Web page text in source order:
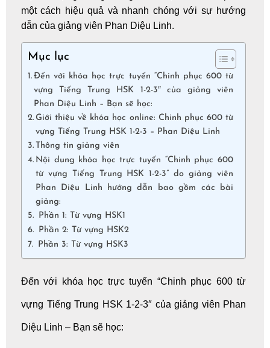
một cách hiệu quả và nhanh chóng với sự hướng
dẫn của giảng viên Phan Diệu Linh.
Mục lục
Đến với khóa học trực tuyến “Chinh phục 600 từ
vựng Tiếng Trung HSK 1-2-3″ của giảng viên
Phan Diệu Linh – Bạn sẽ học:
Giới thiệu về khóa học online: Chinh phục 600 từ
vựng Tiếng Trung HSK 1-2-3 – Phan Diệu Linh
Thông tin giảng viên
Nội dung khóa học trực tuyến “Chinh phục 600
từ vựng Tiếng Trung HSK 1-2-3” do giảng viên
Phan Diệu Linh hướng dẫn bao gồm các bài
giảng:
Phần 1: Từ vựng HSK1
Phần 2: Từ vựng HSK2
Phần 3: Từ vựng HSK3
Đến với khóa học trực tuyến “Chinh phục 600 từ
vựng Tiếng Trung HSK 1-2-3″ của giảng viên Phan
Diệu Linh – Bạn sẽ học: